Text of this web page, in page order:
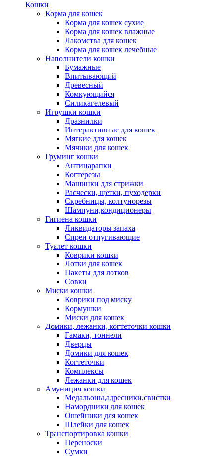
Кошки
Корма для кошек
Корма для кошек сухие
Корма для кошек влажные
Лакомства для кошек
Корма для кошек лечебные
Наполнители кошки
Бумажные
Впитывающий
Древесный
Комкующийся
Силикагелевый
Игрушки кошки
Дразнилки
Интерактивные для кошек
Мягкие для кошек
Мячики для кошек
Груминг кошки
Антицарапки
Когтерезы
Машинки для стрижки
Расчески, щетки, пуходерки
Скребницы, колтунорезы
Шампуни,кондиционеры
Гигиена кошки
Ликвидаторы запаха
Спреи отпугивающие
Туалет кошки
Коврики кошки
Лотки для кошек
Пакеты для лотков
Совки
Миски кошки
Коврики под миску
Кормушки
Миски для кошек
Домики, лежанки, когтеточки кошки
Гамаки, тоннели
Дверцы
Домики для кошек
Когтеточки
Комплексы
Лежанки для кошек
Амуниция кошки
Медальоны,адресники,свистки
Намордники для кошек
Ошейники для кошек
Шлейки для кошек
Транспортировка кошки
Переноски
Сумки